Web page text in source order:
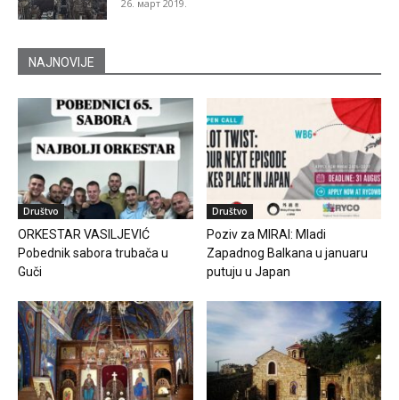
26. март 2019.
NAJNOVIJE
Društvo
ORKESTAR VASILJEVIĆ
Pobednik sabora trubača u
Guči
Društvo
Poziv za MIRAI: Mladi
Zapadnog Balkana u januaru
putuju u Japan